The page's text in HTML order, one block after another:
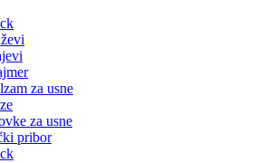
za usne
za usne
pribor